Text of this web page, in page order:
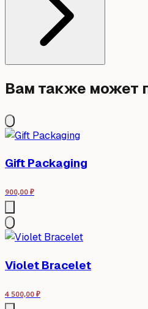
Вам также может
Gift Packaging
900,00 ₽
Violet Bracelet
4 500,00 ₽